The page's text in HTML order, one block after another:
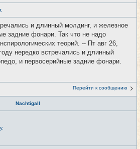
и длинный молдинг, и железное
задние фонари. Так что не надо
теорий. -- Пт авг 26,
нередко встречались и длинный
и первосерийные задние фонари.
Перейти к сообщению
Nachtigall